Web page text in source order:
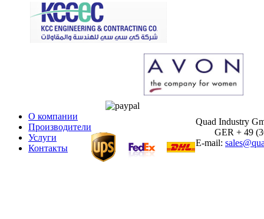
О компании
Производители
Услуги
Контакты
Quad Industry
GER + 49
E-mail: